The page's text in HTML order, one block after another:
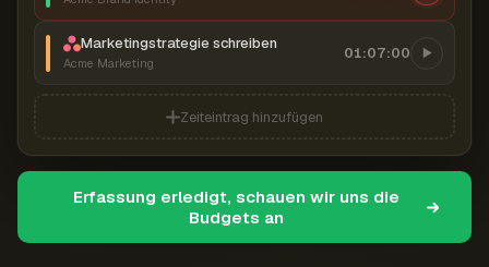
Marketingstrategie schreiben
Acme Marketing
01:07:00
Zeiteintrag hinzufügen
Erfassung erledigt, schauen wir uns die
Budgets an